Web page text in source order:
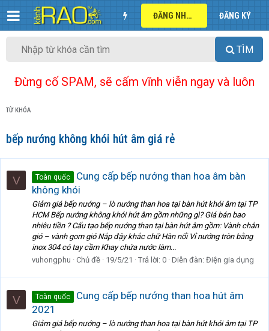
ĐĂNG NHẬP ĐĂNG KÝ
TÌM
Đừng cố SPAM, sẽ cấm vĩnh viễn ngay và luôn
TỪ KHÓA
bếp nướng không khói hút âm giá rẻ
V Toàn quốc
Cung cấp bếp nướng than hoa âm bàn
không khói
Giảm giá bếp nướng – lò nướng than hoa tại bàn hút khói âm tại TP
HCM Bếp nướng không khói hút âm gồm những gì? Giá bán bao
nhiêu tiền ? Cấu tạo bếp nướng than tại bàn hút âm gồm: Vành chắn
gió – vành gom gió Nắp đậy khắc chữ Hàn nổi Vỉ nướng tròn bằng
inox 304 có tay cầm Khay chứa nước làm...
vuhongphu
Chủ đề 19/5/21 Trả lời: 0 Diễn đàn: Điện gia dụng
V Toàn quốc
Cung cấp bếp nướng than hoa hút âm
2021
Giảm giá bếp nướng – lò nướng than hoa tại bàn hút khói âm tại TP